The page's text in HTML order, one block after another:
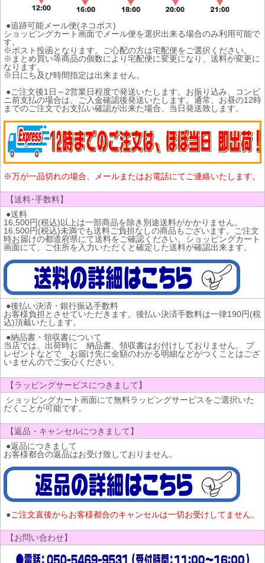
●追跡可能メール便(ネコポス)
ショッピングカート画面でメール便を選択出来る場合のみ利用可能で
す。
※ポスト投函となります。ご心配の方は宅配便をご選択ください。
※まとめ買い等商品の個数により宅配便に変更になり、送料が変更に
なります。
※日にち及び時間指定は出来ません。
●ご注文後1日～2営業日程度で発送いたします。お振り込み、コンビ
ニ前支払の場合は、ご入金確認後発送いたします。通常、お昼の12時
までのご注文でお支払い確認が出来た場合、当日発送致します。
※万が一品切れの場合、メールまたはお電話にてご連絡いたします。
【送料･手数料】
●送料
16,500円(税込)以上は一部商品を除き別途送料がかかりません。
16,500円(税込)未満でも送料ご負担なしの商品もございます。ご注文
時お届けの都道府県にて送料をご確認ください。ショッピングカート
画面にて、ご住所を入力いただくと確定した送料が確認出来ます。
●後払い決済・銀行振込手数料
お客様負担とさせていただきます。後払い決済手数料は一律190円(税
込)頂戴いたします。
●納品書・領収書について
当店では、出荷時に 納品書、領収書はお付けしておりません。 プ
レゼントなどで お届け先に金額のわかる明細などがつくことはござ
いませんのでご安心ください。
【ラッピングサービスにつきまして】
ショッピングカート画面にて無料ラッピングサービスをご選択いた
だくことが可能です。
【返品・キャンセルにつきまして】
●返品につきまして
お客様都合の返品はお受け致しておりません。
●ご注文直後からお客様都合のキャンセルは一切お受けしてません。
【お問い合わせ】